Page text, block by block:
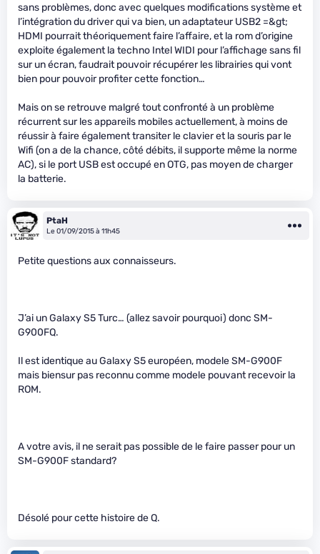
sans problèmes, donc avec quelques modifications système et
l’intégration du driver qui va bien, un adaptateur USB2 =&gt;
HDMI pourrait théoriquement faire l’affaire, et la rom d’origine
exploite également la techno Intel WIDI pour l’affichage sans fil
sur un écran, faudrait pouvoir récupérer les librairies qui vont
bien pour pouvoir profiter cette fonction…
Mais on se retrouve malgré tout confronté à un problème
récurrent sur les appareils mobiles actuellement, à moins de
réussir à faire également transiter le clavier et la souris par le
Wifi (on a de la chance, côté débits, il supporte même la norme
AC), si le port USB est occupé en OTG, pas moyen de charger
la batterie.
PtaH
Le 01/09/2015 à 11h45
Petite questions aux connaisseurs.
J’ai un Galaxy S5 Turc… (allez savoir pourquoi) donc SM-
G900FQ.
Il est identique au Galaxy S5 européen, modele SM-G900F
mais biensur pas reconnu comme modele pouvant recevoir la
ROM.
A votre avis, il ne serait pas possible de le faire passer pour un
SM-G900F standard?
Désolé pour cette histoire de Q.